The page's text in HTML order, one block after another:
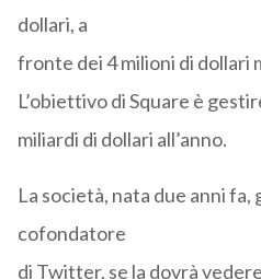
dollari, a
fronte dei 4 milioni di dollari
L’obiettivo di Square è
miliardi di dollari all’anno.
La società, nata due anni fa,
cofondatore
di Twitter, se la dovrà